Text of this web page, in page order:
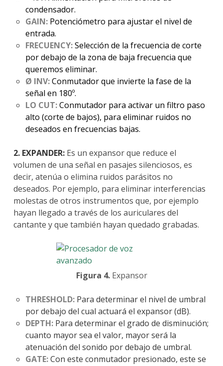
condensador.
GAIN: Potenciómetro para ajustar el nivel de
entrada.
FRECUENCY:Selección de la frecuencia de corte
por debajo de la zona de baja frecuencia que
queremos eliminar.
Ø INV:Conmutador que invierte la fase de la
señal en 180º.
LO CUT:Conmutador para activar un filtro paso
alto (corte de bajos), para eliminar ruidos no
deseados en frecuencias bajas.
2. EXPANDER: Es un expansor que reduce el
volumen de una señal en pasajes silenciosos, es
decir, atenúa o elimina ruidos parásitos no
deseados. Por ejemplo, para eliminar interferencias
molestas de otros instrumentos que, por ejemplo
hayan llegado a través de los auriculares del
cantante y que también hayan quedado grabadas.
Figura 4.Expansor
THRESHOLD: Para determinar el nivel de umbral
por debajo del cual actuará el expansor (dB).
DEPTH: Para determinar el grado de disminución;
cuanto mayor sea el valor, mayor será la
atenuación del sonido por debajo de umbral.
GATE:Con este conmutador presionado, este se